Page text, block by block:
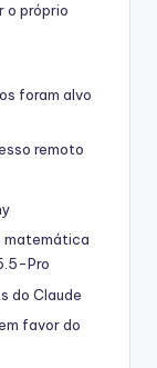
o próprio
foram alvo
remoto
matemática
Pro
do Claude
favor do